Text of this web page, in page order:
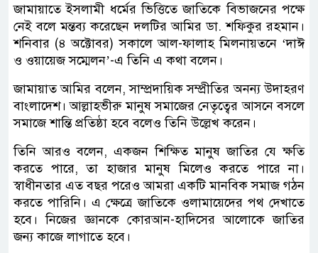
জামায়াতে ইসলামী ধর্মের ভিত্তিতে জাতিকে বিভাজনের পক্ষে
নেই বলে মন্তব্য করেছেন দলটির আমির ডা. শফিকুর রহমান।
শনিবার (৪ অক্টোবর) সকালে আল-ফালাহ মিলনায়তনে ‘দাঈ
ও ওয়ায়েজ সম্মেলন’-এ তিনি এ কথা বলেন।
জামায়াত আমির বলেন, সাম্প্রদায়িক সম্প্রীতির অনন্য উদাহরণ
বাংলাদেশ। আল্লাহভীরু মানুষ সমাজের নেতৃত্বের আসনে বসলে
সমাজে শান্তি প্রতিষ্ঠা হবে বলেও তিনি উল্লেখ করেন।
তিনি আরও বলেন, একজন শিক্ষিত মানুষ জাতির যে ক্ষতি
করতে পারে, তা হাজার মানুষ মিলেও করতে পারে না।
স্বাধীনতার এত বছর পরেও আমরা একটি মানবিক সমাজ গঠন
করতে পারিনি। এ ক্ষেত্রে জাতিকে ওলামায়েদের পথ দেখাতে
হবে। নিজের জ্ঞানকে কোরআন-হাদিসের আলোকে জাতির
জন্য কাজে লাগাতে হবে।